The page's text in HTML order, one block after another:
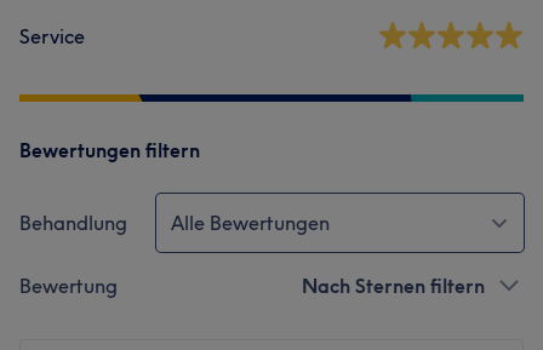
Service
Bewertungen filtern
Behandlung Alle Bewertungen
Bewertung Nach Sternen filtern